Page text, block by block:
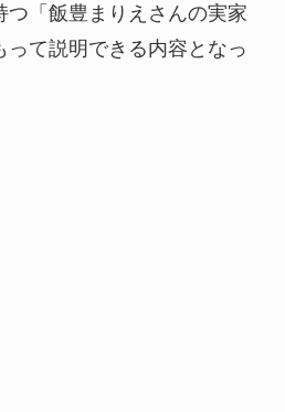
つ「飯豊まりえさんの実家
て説明できる内容となっ